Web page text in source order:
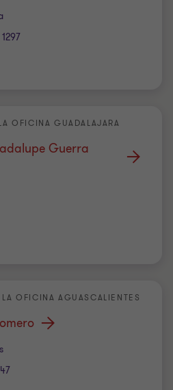
OFICINA GUADALAJARA
Guerra
OFICINA AGUASCALIENTES